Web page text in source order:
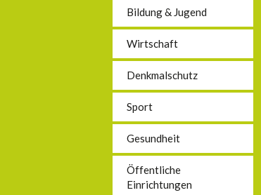
Bildung & Jugend
Wirtschaft
Denkmalschutz
Sport
Gesundheit
Öffentliche
Einrichtungen